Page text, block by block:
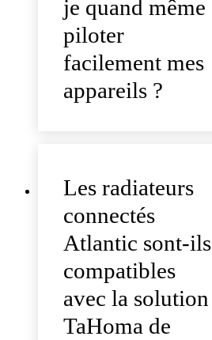
je quand même
piloter
facilement mes
appareils ?
Les radiateurs
connectés
Atlantic sont-ils
compatibles
avec la solution
TaHoma de